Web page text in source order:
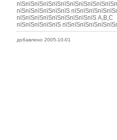
пїЅпїЅпїЅпїЅпїЅпїЅ
пїЅпїЅпїЅпїЅпїЅпїЅпїЅпїЅпїЅ A,B,C
пїЅпїЅпїЅпїЅпїЅ
добавлено 2005-10-01